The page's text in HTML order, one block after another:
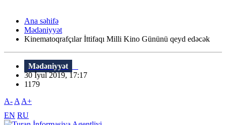
Ana səhifə
Mədəniyyət
Kinematoqrafçılar İttifaqı Milli Kino Gününü qeyd edəcək
Mədəniyyət
30 İyul 2019, 17:17
1179
A- A A+
EN RU